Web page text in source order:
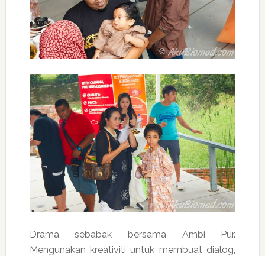
Drama sebabak bersama Ambi Pur.
Mengunakan kreativiti untuk membuat dialog,